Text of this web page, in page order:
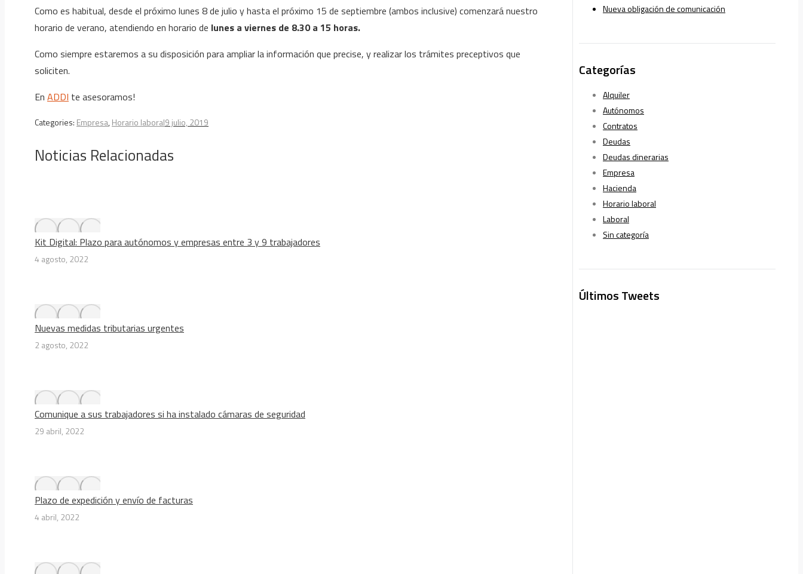
Como es habitual, desde el próximo lunes 8 de julio y hasta el próximo 15 de septiembre (ambos inclusive) comenzará nuestro
horario de verano, atendiendo en horario de lunes a viernes de 8.30 a 15 horas.
Como siempre estaremos a su disposición para ampliar la información que precise, y realizar los trámites preceptivos que
soliciten.
En ADDI te asesoramos!
Categories: Empresa,Horario laboral9 julio, 2019
Noticias Relacionadas
Kit Digital: Plazo para autónomos y empresas entre 3 y 9 trabajadores
4 agosto, 2022
Nuevas medidas tributarias urgentes
2 agosto, 2022
Comunique a sus trabajadores si ha instalado cámaras de seguridad
29 abril, 2022
Plazo de expedición y envío de facturas
4 abril, 2022
Nueva obligación de comunicación
Categorías
Alquiler
Autónomos
Contratos
Deudas
Deudas dinerarias
Empresa
Hacienda
Horario laboral
Laboral
Sin categoría
Últimos Tweets